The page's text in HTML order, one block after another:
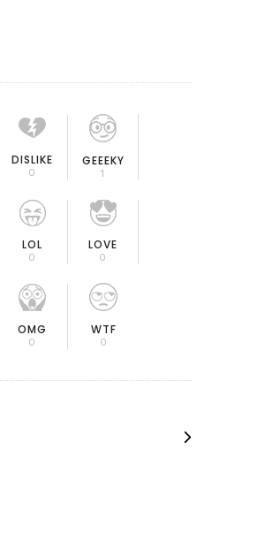
DISLIKE
0
GEEEKY
1
LOL
0
LOVE
0
OMG
0
WTF
0